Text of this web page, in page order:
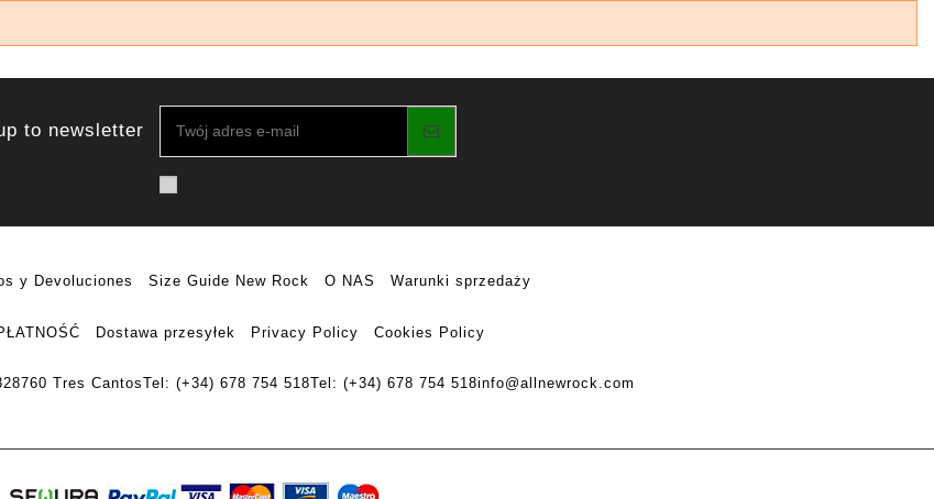
to newsletter
y Devoluciones Size Guide New Rock O NAS Warunki sprzedaży
Dostawa przesyłek Privacy Policy Cookies Policy
28760 Tres CantosTel: (+34) 678 754 518Tel: (+34) 678 754 518info@allnewrock.com